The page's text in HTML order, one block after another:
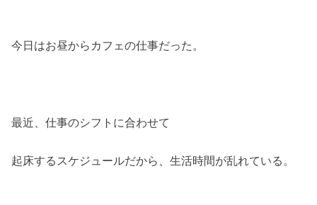
今日はお昼からカフェの仕事だった。
最近、仕事のシフトに合わせて
起床するスケジュールだから、生活時間が乱れている。